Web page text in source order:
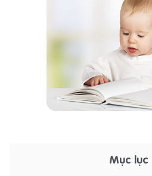
Mục lục